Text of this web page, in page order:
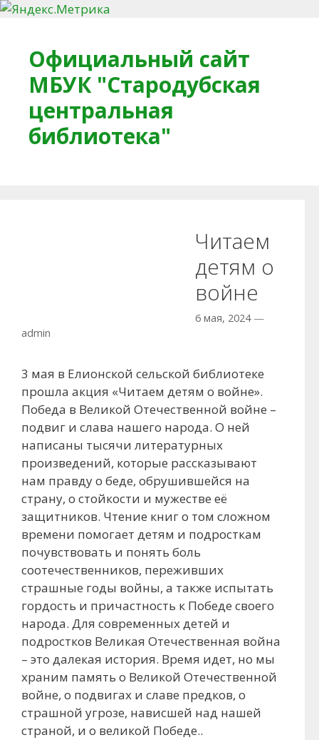
Официальный сайт
МБУК "Стародубская
центральная
библиотека"
Читаем
детям о
войне
6 мая, 2024 —
admin
3 мая в Елионской сельской библиотеке
прошла акция «Читаем детям о войне».
Победа в Великой Отечественной войне –
подвиг и слава нашего народа. О ней
написаны тысячи литературных
произведений, которые рассказывают
нам правду о беде, обрушившейся на
страну, о стойкости и мужестве её
защитников. Чтение книг о том сложном
времени помогает детям и подросткам
почувствовать и понять боль
соотечественников, переживших
страшные годы войны, а также испытать
гордость и причастность к Победе своего
народа. Для современных детей и
подростков Великая Отечественная война
– это далекая история. Время идет, но мы
храним память о Великой Отечественной
войне, о подвигах и славе предков, о
страшной угрозе, нависшей над нашей
страной, и о великой Победе..